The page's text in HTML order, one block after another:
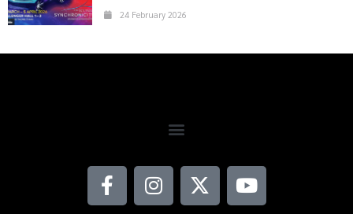
24 February 2026